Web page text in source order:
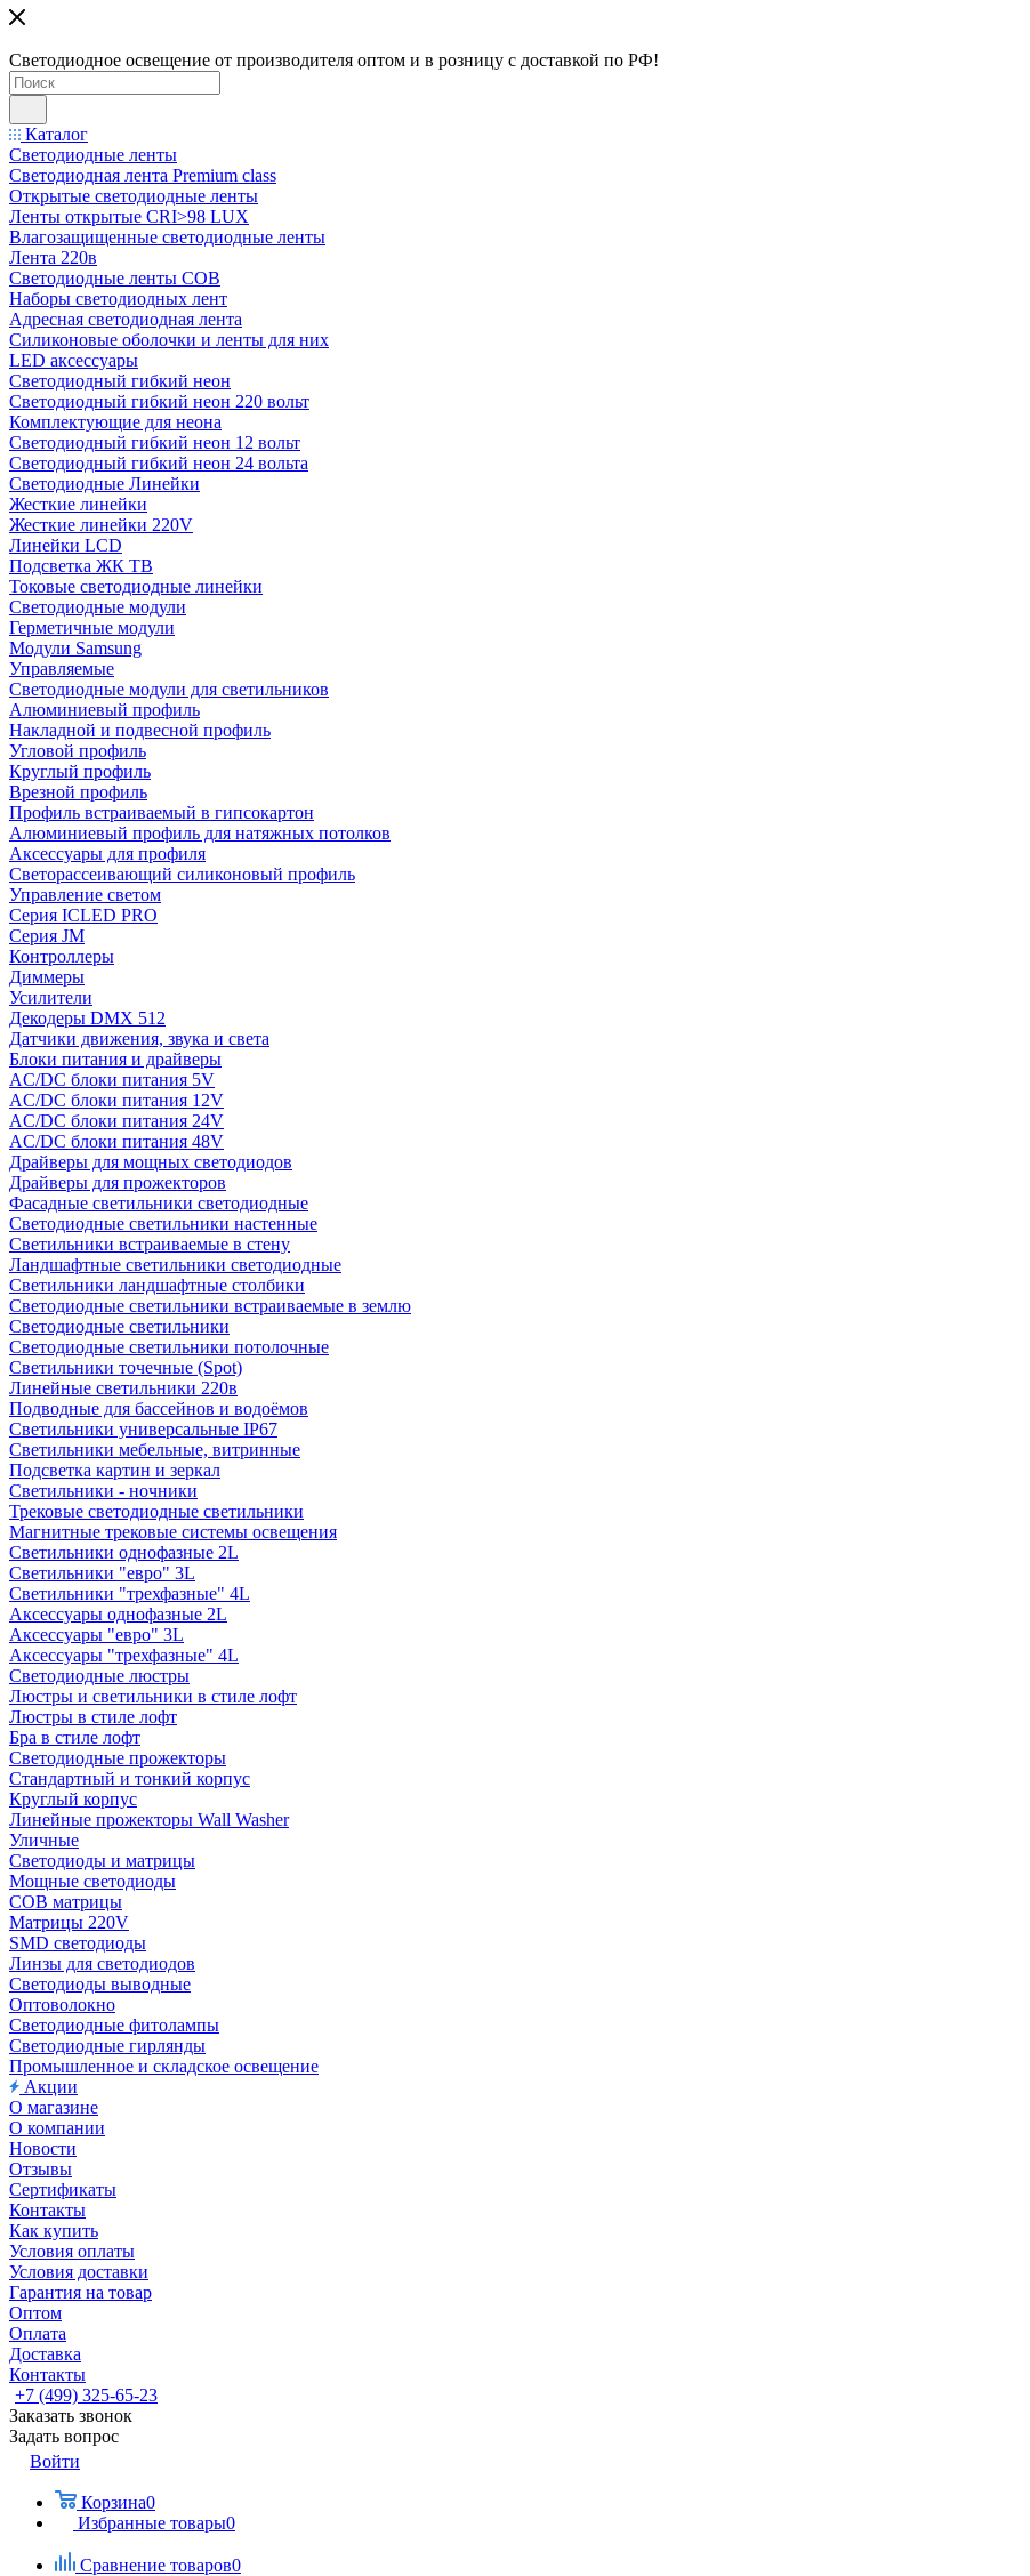
Светодиодное освещение от производителя оптом и в розницу с доставкой по РФ!
Каталог
Светодиодные ленты
Светодиодная лента Premium class
Открытые светодиодные ленты
Ленты открытые CRI>98 LUX
Влагозащищенные светодиодные ленты
Лента 220в
Светодиодные ленты COB
Наборы светодиодных лент
Адресная светодиодная лента
Силиконовые оболочки и ленты для них
LED аксессуары
Светодиодный гибкий неон
Светодиодный гибкий неон 220 вольт
Комплектующие для неона
Светодиодный гибкий неон 12 вольт
Светодиодный гибкий неон 24 вольта
Светодиодные Линейки
Жесткие линейки
Жесткие линейки 220V
Линейки LCD
Подсветка ЖК ТВ
Токовые светодиодные линейки
Светодиодные модули
Герметичные модули
Модули Samsung
Управляемые
Светодиодные модули для светильников
Алюминиевый профиль
Накладной и подвесной профиль
Угловой профиль
Круглый профиль
Врезной профиль
Профиль встраиваемый в гипсокартон
Алюминиевый профиль для натяжных потолков
Аксессуары для профиля
Светорассеивающий силиконовый профиль
Управление светом
Серия ICLED PRO
Серия JM
Контроллеры
Диммеры
Усилители
Декодеры DMX 512
Датчики движения, звука и света
Блоки питания и драйверы
AC/DC блоки питания 5V
AC/DC блоки питания 12V
AC/DC блоки питания 24V
AC/DC блоки питания 48V
Драйверы для мощных светодиодов
Драйверы для прожекторов
Фасадные светильники светодиодные
Светодиодные светильники настенные
Светильники встраиваемые в стену
Ландшафтные светильники светодиодные
Светильники ландшафтные столбики
Светодиодные светильники встраиваемые в землю
Светодиодные светильники
Светодиодные светильники потолочные
Светильники точечные (Spot)
Линейные светильники 220в
Подводные для бассейнов и водоёмов
Светильники универсальные IP67
Светильники мебельные, витринные
Подсветка картин и зеркал
Светильники - ночники
Трековые светодиодные светильники
Магнитные трековые системы освещения
Светильники однофазные 2L
Светильники "евро" 3L
Светильники "трехфазные" 4L
Аксессуары однофазные 2L
Аксессуары "евро" 3L
Аксессуары "трехфазные" 4L
Светодиодные люстры
Люстры и светильники в стиле лофт
Люстры в стиле лофт
Бра в стиле лофт
Светодиодные прожекторы
Стандартный и тонкий корпус
Круглый корпус
Линейные прожекторы Wall Washer
Уличные
Светодиоды и матрицы
Мощные светодиоды
COB матрицы
Матрицы 220V
SMD светодиоды
Линзы для светодиодов
Светодиоды выводные
Оптоволокно
Светодиодные фитолампы
Светодиодные гирлянды
Промышленное и складское освещение
Акции
О магазине
О компании
Новости
Отзывы
Сертификаты
Контакты
Как купить
Условия оплаты
Условия доставки
Гарантия на товар
Оптом
Оплата
Доставка
Контакты
+7 (499) 325-65-23
Заказать звонок
Задать вопрос
Войти
Корзина0
Избранные товары0
Сравнение товаров0